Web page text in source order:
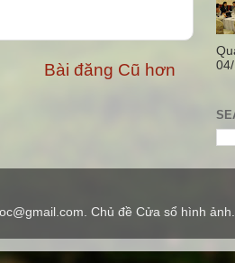
Bài đăng Cũ hơn
Chủ đề Cửa sổ hình